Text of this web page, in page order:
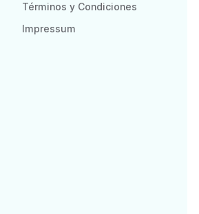
Términos y Condiciones
Impressum